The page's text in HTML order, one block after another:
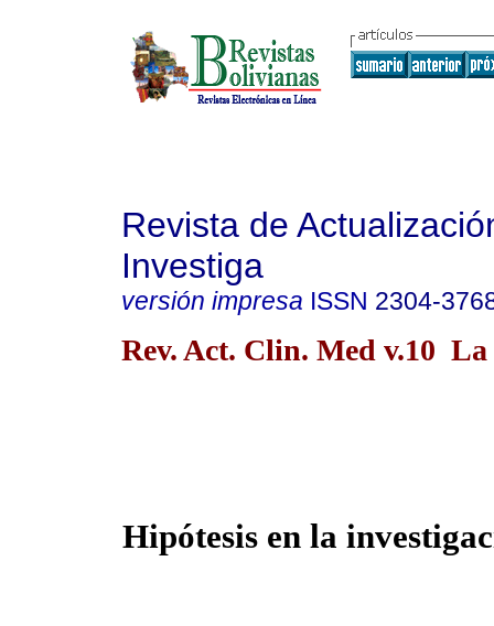
Revista de
Investiga
versión impresa ISSN 2304-
Rev. Act. Clin. Med v.10 La
Hipótesis en la